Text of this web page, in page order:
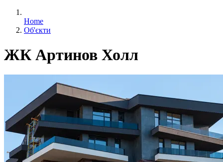
Home
Об'єкти
ЖК Артинов Холл